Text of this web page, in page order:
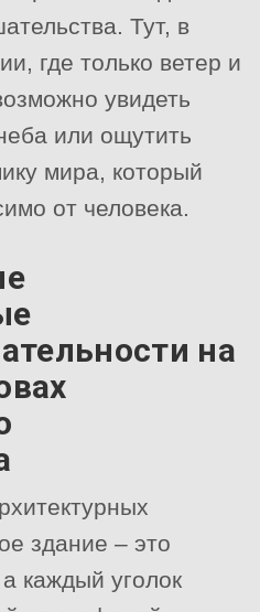
Тут, в
где только ветер и
увидеть
или ощутить
мира, который
от человека.
на
здание – это
каждый уголок